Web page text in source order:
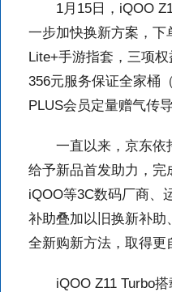
1月15日，iQOO Z11
一步加快换新方案，下
Lite+手游指套，三项
356元服务保证全家桶
PLUS会员定量赠气传
一直以来，京东依托
给予新品首发助力，完
iQOO等3C数码厂商、
补助叠加以旧换新补助
全新购新方法，取得更
iQOO Z11 Turbo搭